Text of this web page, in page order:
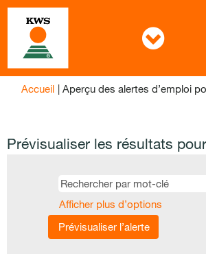
Accueil | Aperçu des alertes d’emploi
Prévisualiser les résultats pour
Afficher plus d’options